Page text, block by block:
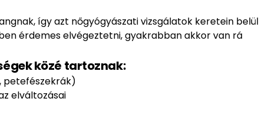
így azt nőgyógyászati vizsgálatok keretein belül
érdemes elvégeztetni, gyakrabban akkor van rá
közé tartoznak:
petefészekrák)
elváltozásai